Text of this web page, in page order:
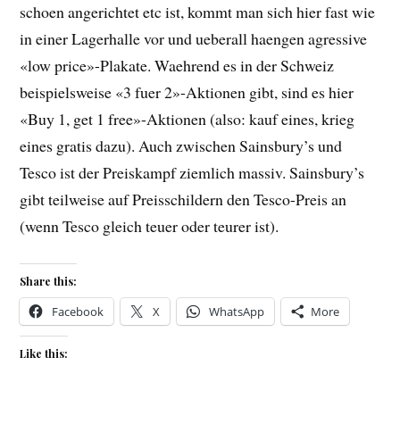
schoen angerichtet etc ist, kommt man sich hier fast wie
in einer Lagerhalle vor und ueberall haengen agressive
«low price»-Plakate. Waehrend es in der Schweiz
beispielsweise «3 fuer 2»-Aktionen gibt, sind es hier
«Buy 1, get 1 free»-Aktionen (also: kauf eines, krieg
eines gratis dazu). Auch zwischen Sainsbury’s und
Tesco ist der Preiskampf ziemlich massiv. Sainsbury’s
gibt teilweise auf Preisschildern den Tesco-Preis an
(wenn Tesco gleich teuer oder teurer ist).
Share this:
Facebook X WhatsApp More
Like this: